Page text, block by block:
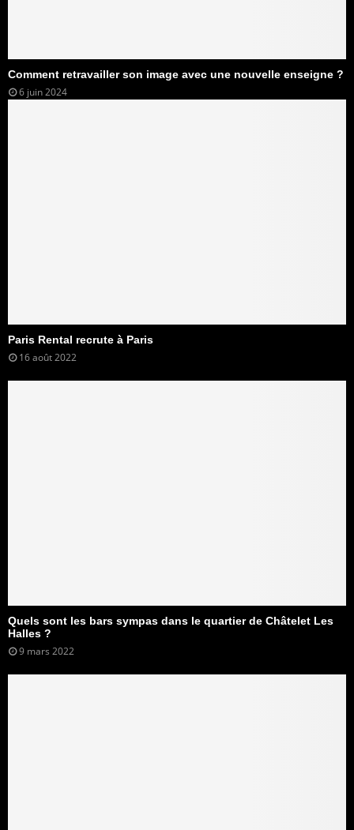
Comment retravailler son image avec une nouvelle enseigne ?
6 juin 2024
Paris Rental recrute à Paris
16 août 2022
Quels sont les bars sympas dans le quartier de Châtelet Les
Halles ?
9 mars 2022